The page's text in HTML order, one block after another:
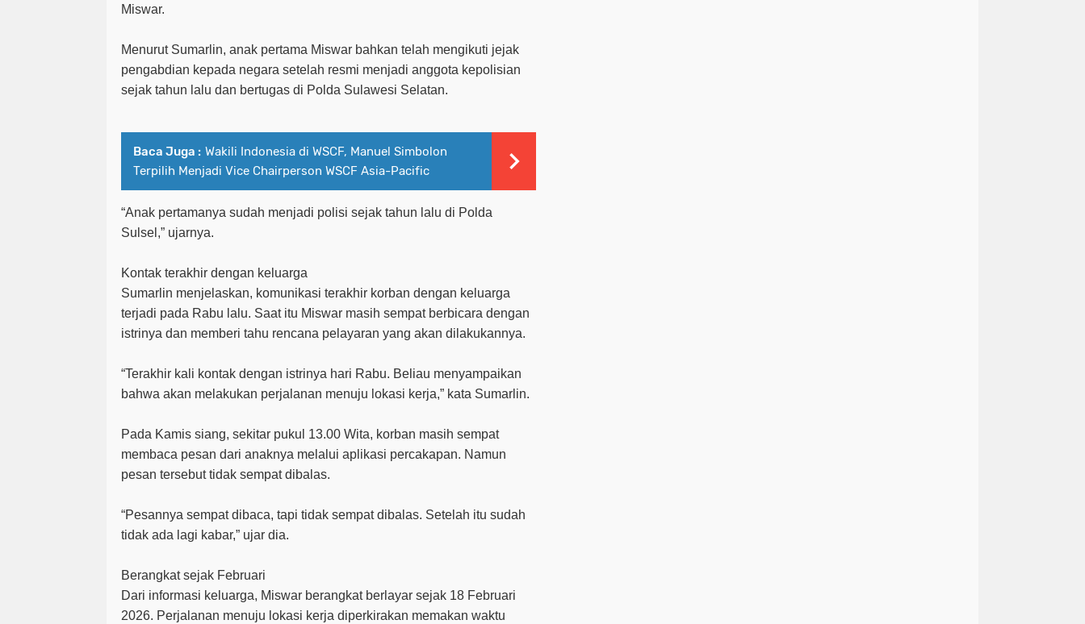
Miswar.
Menurut Sumarlin, anak pertama Miswar bahkan telah mengikuti jejak
pengabdian kepada negara setelah resmi menjadi anggota kepolisian
sejak tahun lalu dan bertugas di Polda Sulawesi Selatan.
Baca Juga : Wakili Indonesia di WSCF, Manuel Simbolon
Terpilih Menjadi Vice Chairperson WSCF Asia-Pacific
“Anak pertamanya sudah menjadi polisi sejak tahun lalu di Polda
Sulsel,” ujarnya.
Kontak terakhir dengan keluarga
Sumarlin menjelaskan, komunikasi terakhir korban dengan keluarga
terjadi pada Rabu lalu. Saat itu Miswar masih sempat berbicara dengan
istrinya dan memberi tahu rencana pelayaran yang akan dilakukannya.
“Terakhir kali kontak dengan istrinya hari Rabu. Beliau menyampaikan
bahwa akan melakukan perjalanan menuju lokasi kerja,” kata Sumarlin.
Pada Kamis siang, sekitar pukul 13.00 Wita, korban masih sempat
membaca pesan dari anaknya melalui aplikasi percakapan. Namun
pesan tersebut tidak sempat dibalas.
“Pesannya sempat dibaca, tapi tidak sempat dibalas. Setelah itu sudah
tidak ada lagi kabar,” ujar dia.
Berangkat sejak Februari
Dari informasi keluarga, Miswar berangkat berlayar sejak 18 Februari
2026. Perjalanan menuju lokasi kerja diperkirakan memakan waktu